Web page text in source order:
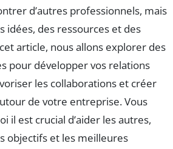
d’autres professionnels, mais
idées, des ressources et des
article, nous allons explorer des
pour développer vos relations
les collaborations et créer
de votre entreprise. Vous
il est crucial d’aider les autres,
objectifs et les meilleures